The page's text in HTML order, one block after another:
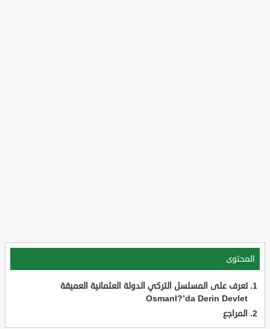
المحتوى
تعرف على المسلسل التركي الدولة العثمانية العميقة
Osmanl?’da Derin Devlet
المراجع